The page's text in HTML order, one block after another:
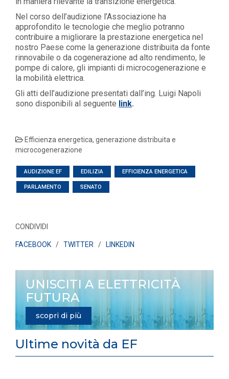
Nel corso dell’audizione l’Associazione ha
approfondito le tecnologie che meglio potranno
contribuire a migliorare la prestazione energetica nel
nostro Paese come la generazione distribuita da fonte
rinnovabile o da cogenerazione ad alto rendimento, le
pompe di calore, gli impianti di microcogenerazione e
la mobilità elettrica.
Gli atti dell’audizione presentati dall’ing. Luigi Napoli
sono disponibili al seguente link.
Efficienza energetica, generazione distribuita e
microcogenerazione
AUDIZIONE EF EDILIZIA EFFICIENZA ENERGETICA
PARLAMENTO SENATO
CONDIVIDI
FACEBOOK / TWITTER / LINKEDIN
UNISCITI A ELETTRICITÀ
FUTURA
scopri di più
Ultime novità da EF